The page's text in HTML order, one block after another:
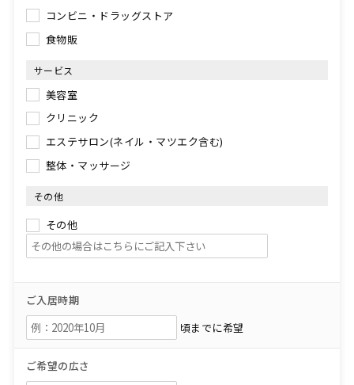
コンビニ・ドラッグストア
食物販
サービス
美容室
クリニック
エステサロン(ネイル・マツエク含む)
整体・マッサージ
その他
その他
ご入居時期
頃までに希望
ご希望の広さ